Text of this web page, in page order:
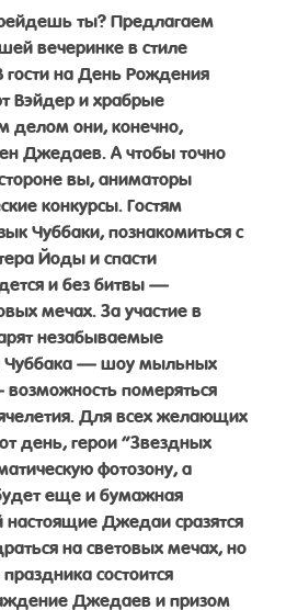
ты? Предлагаем
вечеринке в стиле
на День Рождения
Вэйдер и храбрые
они, конечно,
Джедаев. А чтобы точно
вы, аниматоры
конкурсы. Гостям
Чуббаки, познакомиться с
Йоды и спасти
и без битвы —
мечах. За участие в
незабываемые
Чуббака — шоу мыльных
померяться
Для всех желающих
день, герои “Звездных
фотозону, а
еще и бумажная
настоящие Джедаи сразятся
на световых мечах, но
состоится
Джедаев и призом